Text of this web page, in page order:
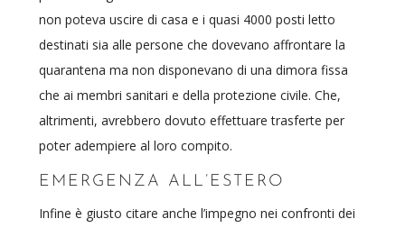
non poteva uscire di casa e i quasi 4000 posti letto
destinati sia alle persone che dovevano affrontare la
quarantena ma non disponevano di una dimora fissa
che ai membri sanitari e della protezione civile. Che,
altrimenti, avrebbero dovuto effettuare trasferte per
poter adempiere al loro compito.
EMERGENZA ALL’ESTERO
Infine è giusto citare anche l’impegno nei confronti dei